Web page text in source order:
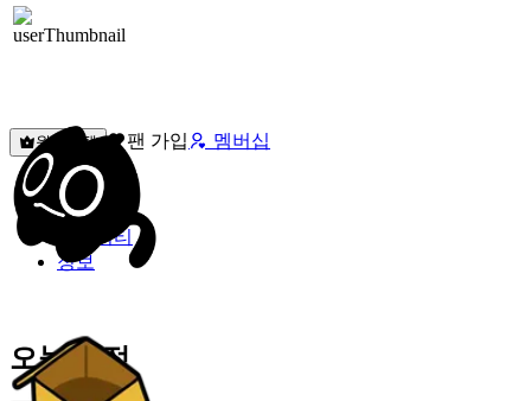
원픽선택 팬 가입 멤버십
밐타운
피드
커뮤니티
정보
오늘 일정